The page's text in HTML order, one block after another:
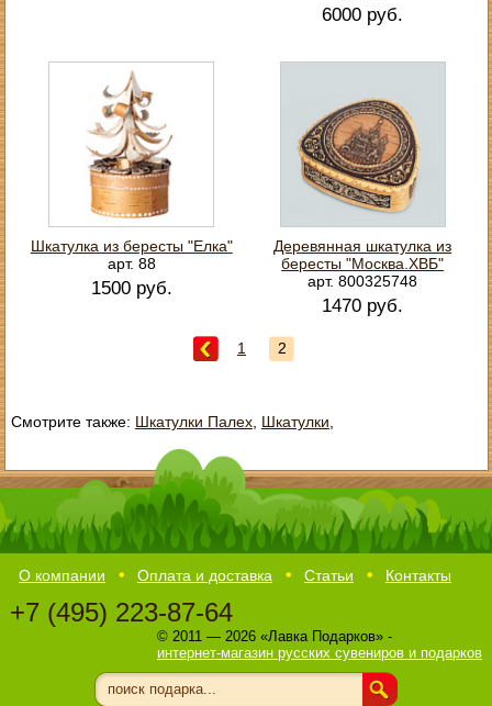
6000 руб.
Шкатулка из бересты "Елка"
арт. 88
1500 руб.
Деревянная шкатулка из
бересты "Москва.ХВБ"
арт. 800325748
1470 руб.
1 2
Смотрите также: Шкатулки Палех, Шкатулки
О компании Оплата и доставка Статьи Контакты
+7 (495) 223-87-64
© 2011 — 2026 «Лавка Подарков» -
интернет-магазин русских сувениров и подарков